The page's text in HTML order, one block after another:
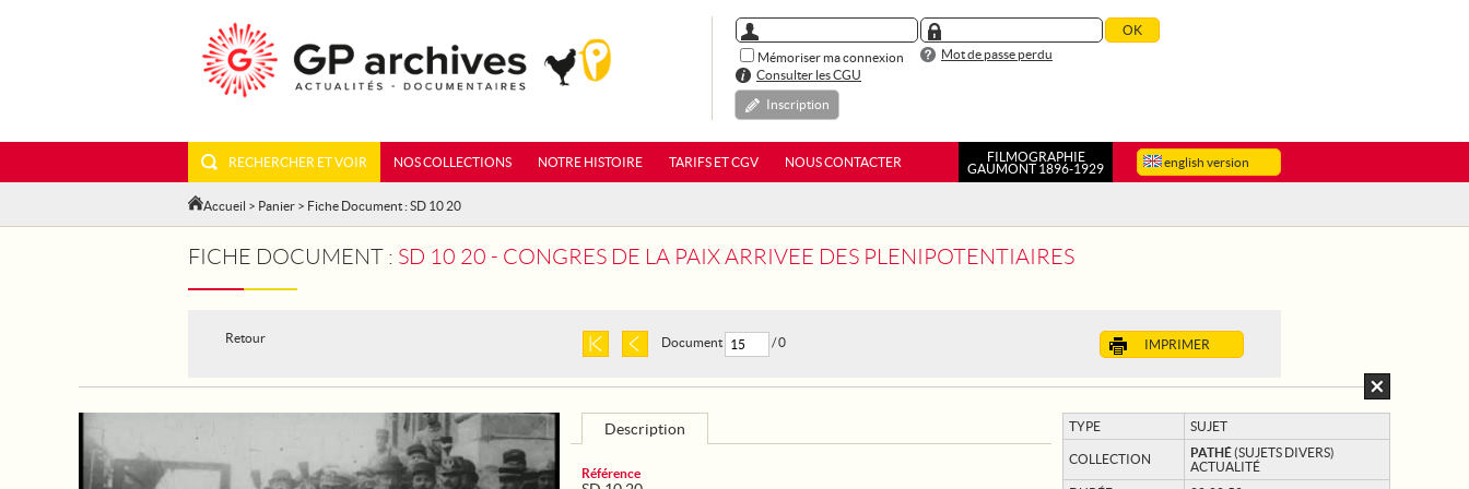
Mémoriser ma connexion
Mot de passe perdu
Consulter les CGU
Inscription
english version
RECHERCHER ET VOIR NOS COLLECTIONS NOTRE HISTOIRE TARIFS ET CGV NOUS CONTACTER
FILMOGRAPHIE
GAUMONT 1896-1929
Accueil > Panier > Fiche Document : SD 10 20
FICHE DOCUMENT : SD 10 20 - CONGRES DE LA PAIX ARRIVEE DES PLENIPOTENTIAIRES
Retour IMPRIMER
Document / 0
TYPE SUJET
COLLECTION PATHÉ(SUJETS DIVERS)
ACTUALITÉ
Description
Référence